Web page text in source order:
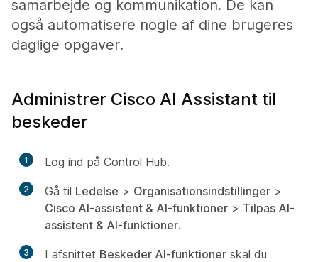
samarbejde og kommunikation. De kan
også automatisere nogle af dine brugeres
daglige opgaver.
Administrer Cisco AI Assistant til
beskeder
1 Log ind på Control Hub.
2 Gå til Ledelse > Organisationsindstillinger >
Cisco AI-assistent & AI-funktioner > Tilpas AI-
assistent & AI-funktioner.
3 I afsnittet Beskeder AI-funktioner skal du